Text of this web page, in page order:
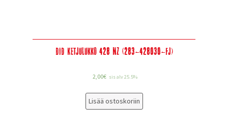
DID Ketjulukko 428 NZ (283-428030-FJ)
2,00€ sis alv 25.5%
Lisää ostoskoriin